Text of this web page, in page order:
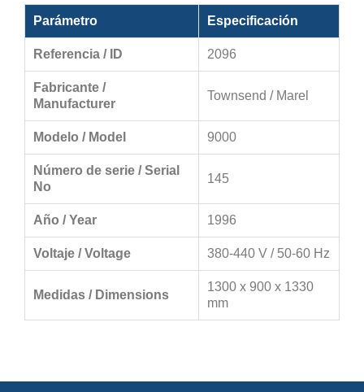
Parámetro Especificación
Referencia / ID 2096
Fabricante /
Manufacturer
Townsend / Marel
Modelo / Model 9000
Número de serie / Serial
No
145
Año / Year 1996
Voltaje / Voltage 380-440 V / 50-60 Hz
Medidas / Dimensions
1300 x 900 x 1330
mm